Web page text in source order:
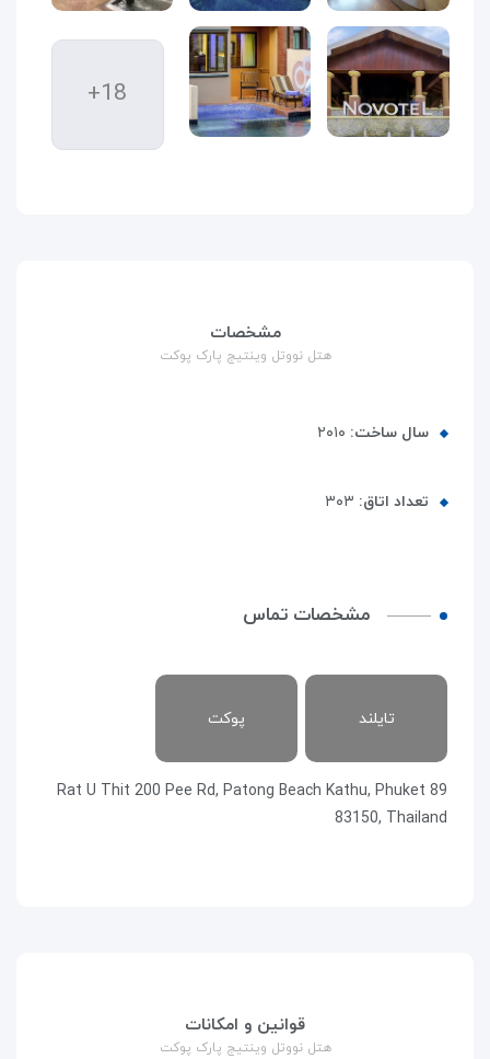
+18
مشخصات
هتل نووتل وینتیج پارک پوکت
سال ساخت: ۲۰۱۰
تعداد اتاق: ۳۰۳
مشخصات تماس
تایلند پوکت
89 Rat U Thit 200 Pee Rd, Patong Beach Kathu, Phuket
83150, Thailand
قوانین و امکانات
هتل نووتل وینتیج پارک پوکت